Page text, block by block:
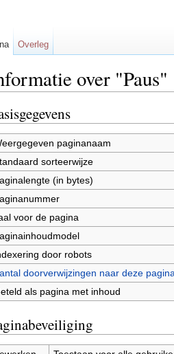
over "Paus"
paginanaam
sorteerwijze
(in bytes)
voor de pagina
door robots
doorverwijzingen naar deze
als pagina met inhoud
Overleg